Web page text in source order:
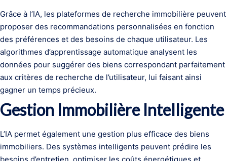
Grâce à l’IA, les plateformes de recherche immobilière peuvent
proposer des recommandations personnalisées en fonction
des préférences et des besoins de chaque utilisateur. Les
algorithmes d’apprentissage automatique analysent les
données pour suggérer des biens correspondant parfaitement
aux critères de recherche de l’utilisateur, lui faisant ainsi
gagner un temps précieux.
Gestion Immobilière Intelligente
L’IA permet également une gestion plus efficace des biens
immobiliers. Des systèmes intelligents peuvent prédire les